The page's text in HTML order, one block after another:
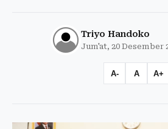
Triyo Handoko
Jum'at, 20 Desember
A- A A+